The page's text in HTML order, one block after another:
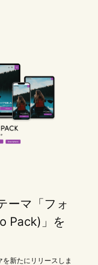
ーマ「フォ
Pack)」を
新たにリリースしま